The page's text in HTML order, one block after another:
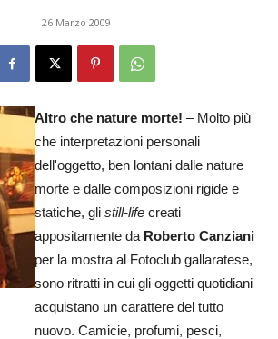
26 Marzo 2009
Altro che nature morte! – Molto più
che interpretazioni personali
dell'oggetto, ben lontani dalle nature
morte e dalle composizioni rigide e
statiche, gli still-life creati
appositamente da Roberto Canziani
per la mostra al Fotoclub gallaratese,
sono ritratti in cui gli oggetti quotidiani
acquistano un carattere del tutto
nuovo. Camicie, profumi, pesci,